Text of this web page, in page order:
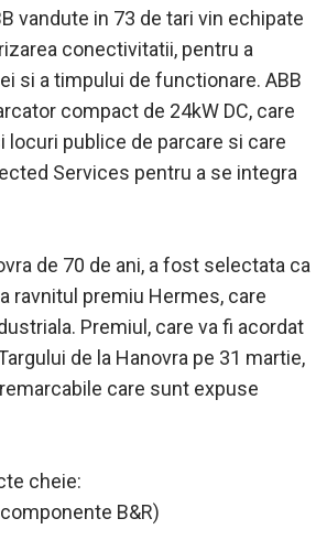
vandute in 73 de tari vin echipate
conectivitatii, pentru a
si a timpului de functionare. ABB
compact de 24kW DC, care
locuri publice de parcare si care
Services pentru a se integra
de 70 de ani, a fost selectata ca
ravnitul premiu Hermes, care
Premiul, care va fi acordat
de la Hanovra pe 31 martie,
care sunt expuse
cheie:
B&R)